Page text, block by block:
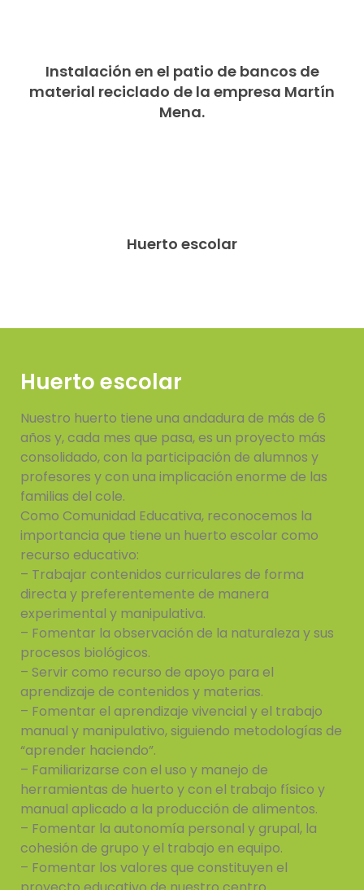
Instalación en el patio de bancos de
material reciclado de la empresa Martín
Mena.
Huerto escolar
Huerto escolar
Nuestro huerto tiene una andadura de más de 6
años y, cada mes que pasa, es un proyecto más
consolidado, con la participación de alumnos y
profesores y con una implicación enorme de las
familias del cole.
Como Comunidad Educativa, reconocemos la
importancia que tiene un huerto escolar como
recurso educativo:
– Trabajar contenidos curriculares de forma
directa y preferentemente de manera
experimental y manipulativa.
– Fomentar la observación de la naturaleza y sus
procesos biológicos.
– Servir como recurso de apoyo para el
aprendizaje de contenidos y materias.
– Fomentar el aprendizaje vivencial y el trabajo
manual y manipulativo, siguiendo metodologías de
“aprender haciendo”.
– Familiarizarse con el uso y manejo de
herramientas de huerto y con el trabajo físico y
manual aplicado a la producción de alimentos.
– Fomentar la autonomía personal y grupal, la
cohesión de grupo y el trabajo en equipo.
– Fomentar los valores que constituyen el